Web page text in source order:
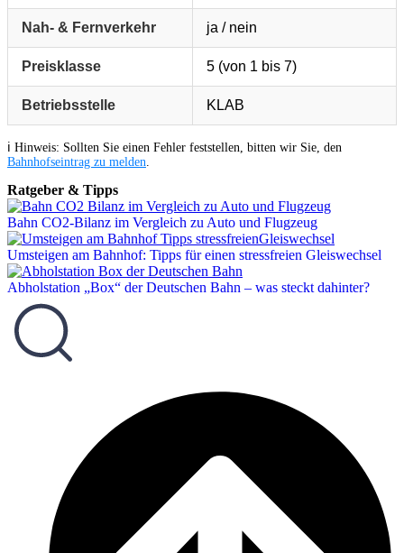
Nah- & Fernverkehr ja / nein
Preisklasse 5 (von 1 bis 7)
Betriebsstelle KLAB
ℹ️ Hinweis: Sollten Sie einen Fehler feststellen, bitten wir Sie, den
Bahnhofseintrag zu melden
Ratgeber & Tipps
Bahn CO2-Bilanz im Vergleich zu Auto und Flugzeug
Umsteigen am Bahnhof: Tipps für einen stressfreien Gleiswechsel
Abholstation „Box“ der Deutschen Bahn – was steckt dahinter?